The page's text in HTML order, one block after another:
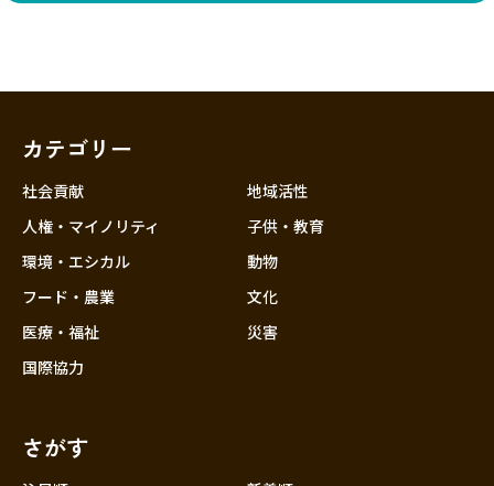
近畿
カテゴリー
社会貢献
人権・マイノリティ
環境・エシカル
フード・農業
医療・福祉
国際協力
地域活性
子供・教育
動物
文化
災害
さがす